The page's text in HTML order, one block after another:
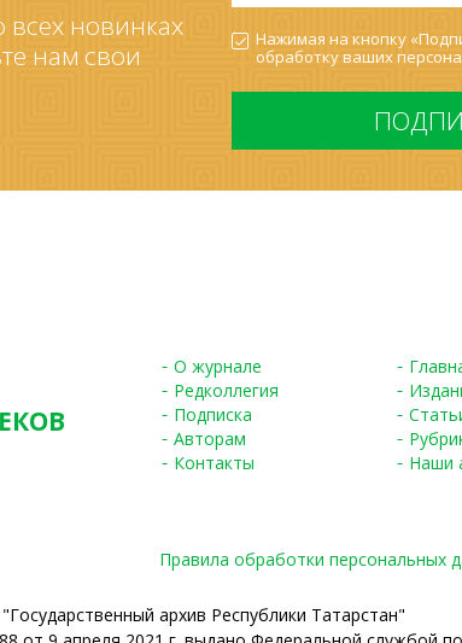
новинках
нам свои
*
Согласие
на
обработку
*
Нажимая на кнопку
обработку ваших
О журнале
Редколлегия
Подписка
Авторам
Контакты
Наши
Правила обработки персональных
архив Республики Татарстан"